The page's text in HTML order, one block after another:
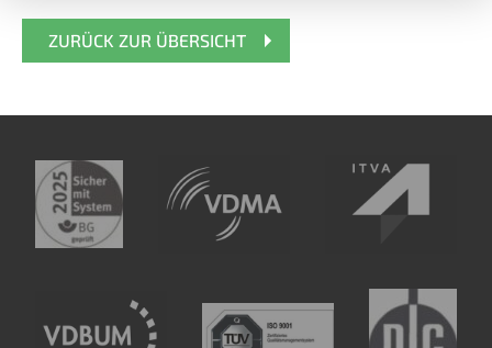
ZURÜCK ZUR ÜBERSICHT